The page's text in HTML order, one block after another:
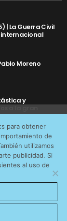
| La Guerra Civil
internacional
Moreno
y
DE COOKIES
para obtener
de
utilizamos
publicidad. Si
al uso de
que
y
que